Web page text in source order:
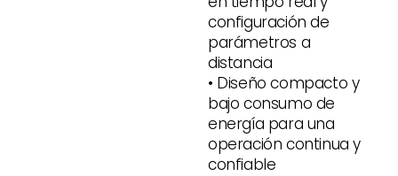
configuración de
parámetros a
distancia
• Diseño compacto y
bajo consumo de
energía para una
operación continua y
confiable